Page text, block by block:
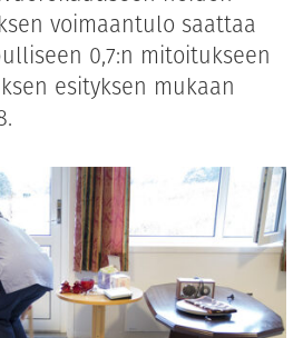
voimaantulo saattaa
0,7:n mitoitukseen
esityksen mukaan